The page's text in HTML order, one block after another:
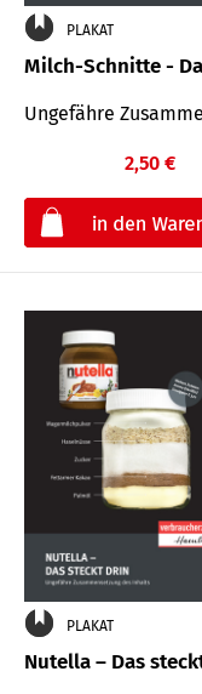
PLAKAT
Milch-Schnitte -
Ungefähre
2,50 €
PLAKAT
Nutella – Das